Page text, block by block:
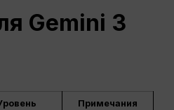
Gemini 3
Примечания